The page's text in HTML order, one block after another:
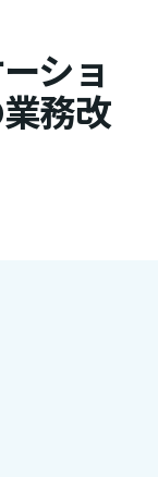
ショ
務改